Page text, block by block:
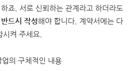
죠. 서로 신뢰하는 관계라고 하더라도
드시 작성해야 합니다. 계약서에는 다
켜 주세요.
업의 구체적인 내용